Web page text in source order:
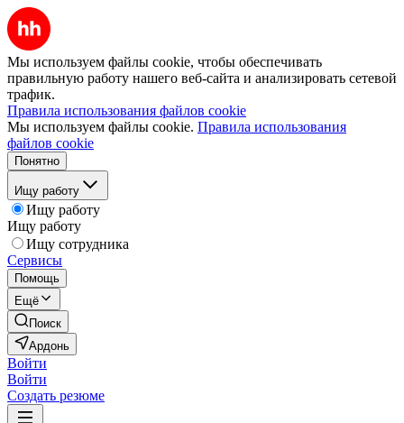
Мы используем файлы cookie, чтобы обеспечивать
правильную работу нашего веб-сайта и анализировать сетевой
трафик.
Правила использования файлов cookie
Мы используем файлы cookie. Правила использования
файлов cookie
Понятно
Ищу работу
Ищу работу
Ищу работу
Ищу сотрудника
Сервисы
Помощь
Ещё
Поиск
Ардонь
Войти
Войти
Создать резюме